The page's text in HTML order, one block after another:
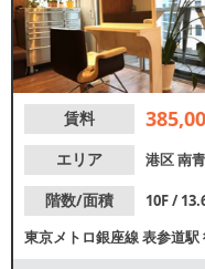
賃料
エリア
港区南
階数/面積
10F /
東京メトロ銀座線表参道駅